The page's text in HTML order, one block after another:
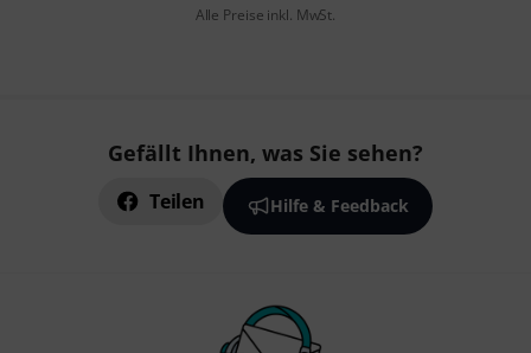
Alle Preise inkl. MwSt.
Gefällt Ihnen, was Sie sehen?
Teilen Hilfe & Feedback